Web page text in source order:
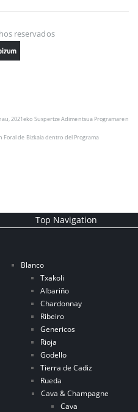
reservados
2021eko Suspertze Adimentsua Programaren
Foral de Bizkaia dentro del Programa
Top Navigation
Blanco
Txakoli
Albariño
Chardonnay
Ribeiro
Genericos
Rioja
Godello
Tierra de Cadiz
Rueda
Cava & Champagne
Cava